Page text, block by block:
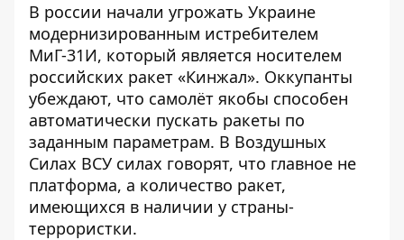
В россии начали угрожать Украине
модернизированным истребителем
МиГ-31И, который является носителем
российских ракет «Кинжал». Оккупанты
убеждают, что самолёт якобы способен
автоматически пускать ракеты по
заданным параметрам. В Воздушных
Силах ВСУ силах говорят, что главное не
платформа, а количество ракет,
имеющихся в наличии у страны-
террористки.